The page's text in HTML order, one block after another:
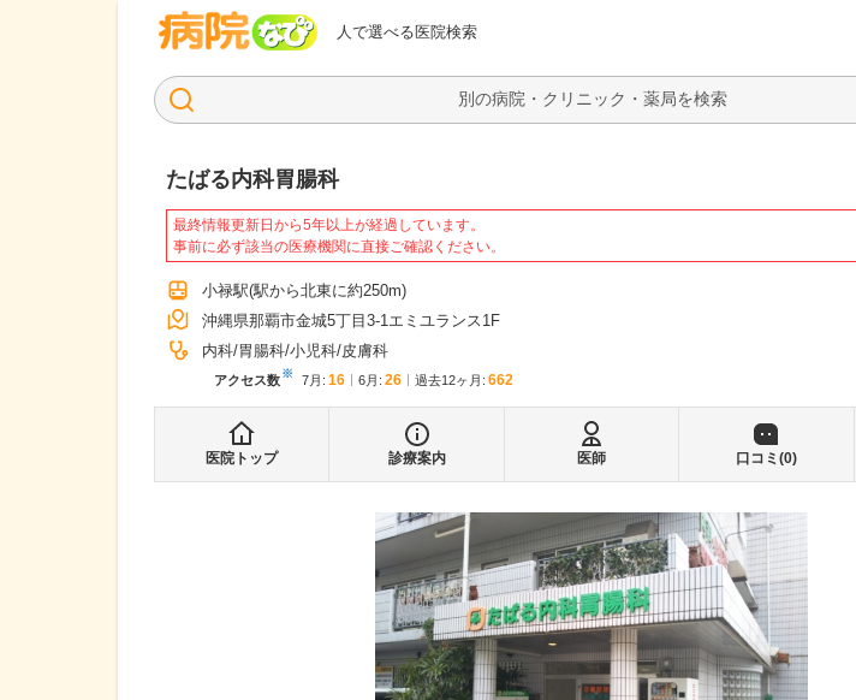
人で選べる医院検索
病院なび
検索
たばる内科胃腸科
最終情報更新日から5年以上が経過しています。
事前に必ず該当の医療機関に直接ご確認ください。
小禄駅(駅から北東に約250m)
沖縄県那覇市金城5丁目3-1エミユランス1F
内科 胃腸科 小児科 皮膚科
アクセス数※ 7月 : 16 6月 : 26 過去12ヶ月: 662
医院トップ 診療案内 医師 口コミ(0)